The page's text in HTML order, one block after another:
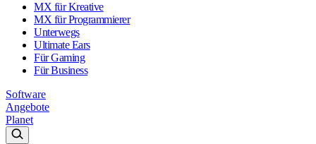
MX für Kreative
MX für Programmierer
Unterwegs
Ultimate Ears
Für Gaming
Für Business
Software
Angebote
Planet